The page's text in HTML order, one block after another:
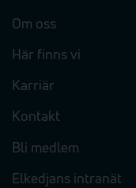
Om oss
Här finns vi
Karriär
Kontakt
Bli medlem
Elkedjans intranät